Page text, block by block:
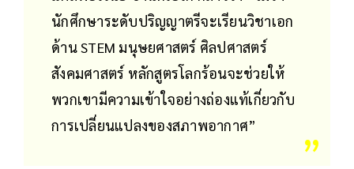
นักศึกษาระดับปริญญาตรีจะเรียนวิชาเอก
ด้าน STEM มนุษยศาสตร์ ศิลปศาสตร์
สังคมศาสตร์ หลักสูตรโลกร้อนจะช่วยให้
พวกเขามีความเข้าใจอย่างถ่องแท้เกี่ยวกับ
การเปลี่ยนแปลงของสภาพอากาศ”